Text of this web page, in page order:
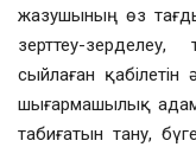
жазушының өз
зерттеу-
сыйлаған қабілетін
шығармашылық
табиғатын тану,